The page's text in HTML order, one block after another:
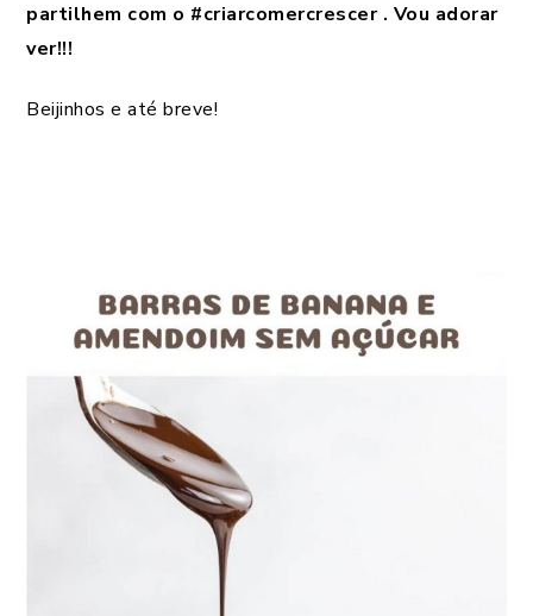
partilhem com o #criarcomercrescer . Vou adorar
ver!!!
Beijinhos e até breve!